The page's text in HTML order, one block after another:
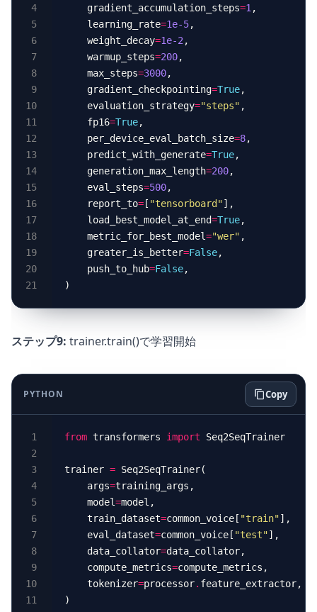
4
5
6
7
8
9
10
13
14
15
16
17
18
19
20
    gradient_accumulation_steps
=1
    learning_rate
=1e-5
    weight_decay
=1e-2
    warmup_steps
=200
    max_steps
=3000
    gradient_checkpointing
=True
    evaluation_strategy
="steps"
    fp16
=True
    per_device_eval_batch_size
=8
    predict_with_generate
=True
    generation_max_length
=200
    eval_steps
=500
    report_to
=[ "tensorboard"
    load_best_model_at_end
=True
    metric_for_best_model
="wer"
    greater_is_better
=False
    push_to_hub
=False
ステップ9: trainer.train()で学習開始
PYTHON Copy
3
4
5
6
7
8
9
10
from transformers import
trainer =
    args
=
    model
=
    train_dataset
=common_voice[ "train"
    eval_dataset
=common_voice[ "test"
    data_collator
=
    compute_metrics
=
    tokenizer
=processor.